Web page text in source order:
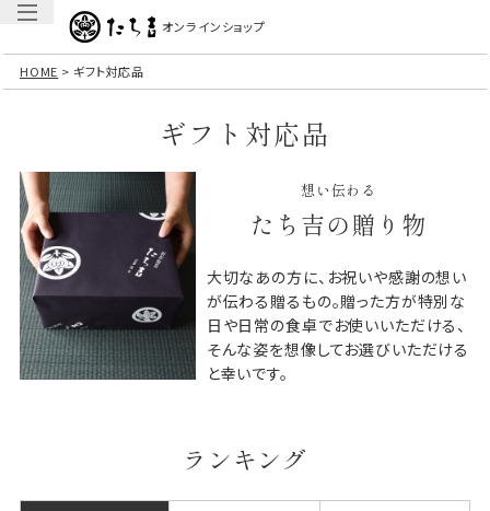
オンラインショップ
HOME ギフト対応品
ギフト対応品
想い伝わる
たち吉の贈り物
大切なあの方に、お祝いや感謝の想い
が伝わる贈るもの。贈った方が特別な
日や日常の食卓でお使いいただける、
そんな姿を想像してお選びいただける
と幸いです。
ランキング